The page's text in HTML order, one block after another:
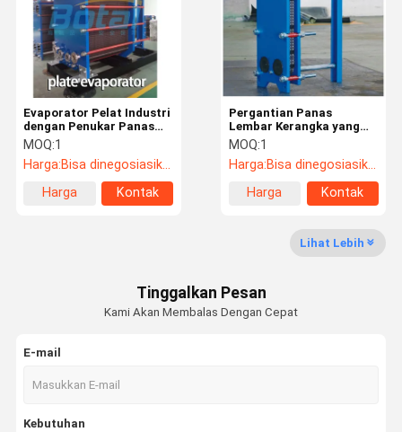
Rumah Produk Tentang Kita
Wisata
Pabrik
Kontrol
Hubungi
Pompa Sirkulasi Air
Pompa sirkulasi Grundfos
Pompa limbah
Pergantian Panas
Lembar Kerangka yang
Disesuaikan Berkelas
Industri
MOQ:1
Harga:Bisa dinegosiasikan
Harga
Kontak
Evaporator Pelat Industri
dengan Penukar Panas
Gasket
MOQ:1
Harga:Bisa dinegosiasikan
Harga
Kontak
Lihat Lebih
Tinggalkan Pesan
Kami Akan Membalas Dengan Cepat
E-mail
Kebutuhan